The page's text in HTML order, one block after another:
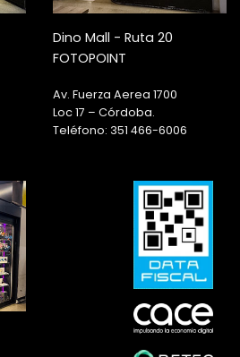
Dino Mall - Ruta 20
FOTOPOINT
Av. Fuerza Aerea 1700
Loc 17 – Córdoba.
Teléfono: 351 466-6006